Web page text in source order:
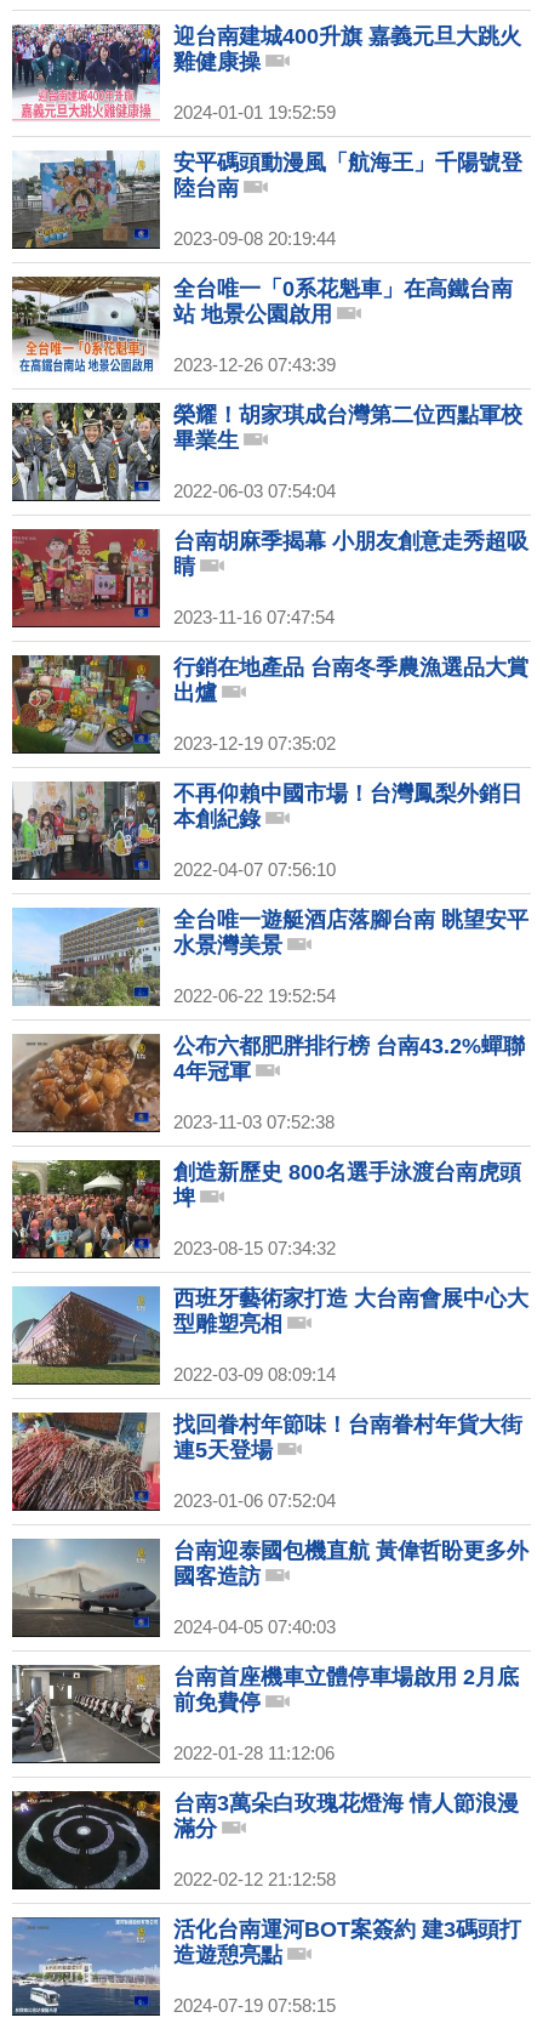
迎台南建城400升旗 嘉義元旦大跳火
雞健康操
2024-01-01 19:52:59
安平碼頭動漫風「航海王」千陽號登
陸台南
2023-09-08 20:19:44
全台唯一「0系花魁車」在高鐵台南
站 地景公園啟用
2023-12-26 07:43:39
榮耀！胡家琪成台灣第二位西點軍校
畢業生
2022-06-03 07:54:04
台南胡麻季揭幕 小朋友創意走秀超吸
睛
2023-11-16 07:47:54
行銷在地產品 台南冬季農漁選品大賞
出爐
2023-12-19 07:35:02
不再仰賴中國市場！台灣鳳梨外銷日
本創紀錄
2022-04-07 07:56:10
全台唯一遊艇酒店落腳台南 眺望安平
水景灣美景
2022-06-22 19:52:54
公布六都肥胖排行榜 台南43.2%蟬聯
4年冠軍
2023-11-03 07:52:38
創造新歷史 800名選手泳渡台南虎頭
埤
2023-08-15 07:34:32
西班牙藝術家打造 大台南會展中心大
型雕塑亮相
2022-03-09 08:09:14
找回眷村年節味！台南眷村年貨大街
連5天登場
2023-01-06 07:52:04
台南迎泰國包機直航 黃偉哲盼更多外
國客造訪
2024-04-05 07:40:03
台南首座機車立體停車場啟用 2月底
前免費停
2022-01-28 11:12:06
台南3萬朵白玫瑰花燈海 情人節浪漫
滿分
2022-02-12 21:12:58
活化台南運河BOT案簽約 建3碼頭打
造遊憩亮點
2024-07-19 07:58:15